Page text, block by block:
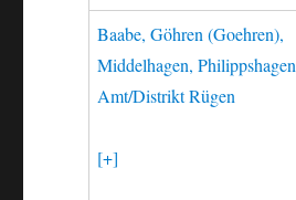
Baabe, Göhren (Goehren),
Middelhagen, Philippshagen
Amt/Distrikt Rügen
[+]